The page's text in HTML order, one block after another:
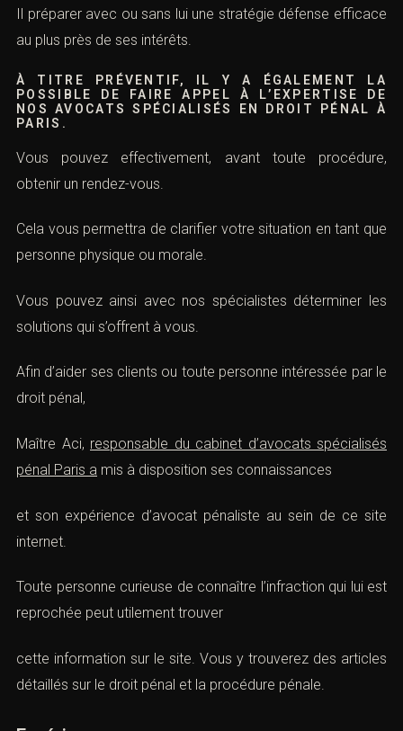
Il préparer avec ou sans lui une stratégie défense efficace
au plus près de ses intérêts.
À TITRE PRÉVENTIF, IL Y A ÉGALEMENT LA
POSSIBLE DE FAIRE APPEL À L’EXPERTISE DE
NOS AVOCATS SPÉCIALISÉS EN DROIT PÉNAL À
PARIS.
Vous pouvez effectivement, avant toute procédure,
obtenir un rendez-vous.
Cela vous permettra de clarifier votre situation en tant que
personne physique ou morale.
Vous pouvez ainsi avec nos spécialistes déterminer les
solutions qui s’offrent à vous.
Afin d’aider ses clients ou toute personne intéressée par le
droit pénal,
Maître Aci, responsable du cabinet d’avocats spécialisés
pénal Paris a mis à disposition ses connaissances
et son expérience d’avocat pénaliste au sein de ce site
internet.
Toute personne curieuse de connaître l’infraction qui lui est
reprochée peut utilement trouver
cette information sur le site. Vous y trouverez des articles
détaillés sur le droit pénal et la procédure pénale.